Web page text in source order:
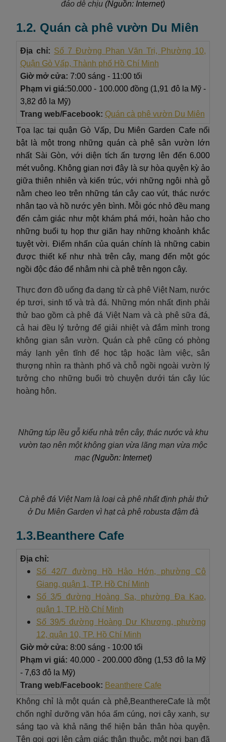
đáo dễ chịu (Nguồn: Internet)
1.2. Quán cà phê vườn Du Miên
Địa chỉ: Số 7 Đường Phan Văn Trị, Phường 10,
Quận Gò Vấp, Thành phố Hồ Chí Minh
Giờ mở cửa: 7:00 sáng - 11:00 tối
Phạm vi giá:50.000 - 100.000 đồng (1,91 đô la Mỹ -
3,82 đô la Mỹ)
Trang web/Facebook: Quán cà phê vườn Du Miên
Tọa lạc tại quận Gò Vấp, Du Miên Garden Cafe nổi
bật là một trong những quán cà phê sân vườn lớn
nhất Sài Gòn, với diện tích ấn tượng lên đến 6.000
mét vuông. Không gian nơi đây là sự hòa quyện kỳ ảo
giữa thiên nhiên và kiến trúc, với những ngôi nhà gỗ
nằm cheo leo trên những tán cây cao vút, thác nước
nhân tạo và hồ nước yên bình. Mỗi góc nhỏ đều mang
đến cảm giác như một khám phá mới, hoàn hảo cho
những buổi tụ họp thư giãn hay những khoảnh khắc
tuyệt vời. Điểm nhấn của quán chính là những cabin
được thiết kế như nhà trên cây, mang đến một góc
ngồi độc đáo để nhâm nhi cà phê trên ngọn cây.
Thực đơn đồ uống đa dạng từ cà phê Việt Nam, nước
ép tươi, sinh tố và trà đá. Những món nhất định phải
thử bao gồm cà phê đá Việt Nam và cà phê sữa đá,
cả hai đều lý tưởng để giải nhiệt và đắm mình trong
không gian sân vườn. Quán cà phê cũng có phòng
máy lạnh yên tĩnh để học tập hoặc làm việc, sân
thượng nhìn ra thành phố và chỗ ngồi ngoài vườn lý
tưởng cho những buổi trò chuyện dưới tán cây lúc
hoàng hôn.
Những túp lều gỗ kiểu nhà trên cây, thác nước và khu
vườn tạo nên một không gian vừa lãng mạn vừa mộc
mạc (Nguồn: Internet)
Cà phê đá Việt Nam là loại cà phê nhất định phải thử
ở Du Miên Garden vì hạt cà phê robusta đậm đà
1.3.Beanthere Cafe
Địa chỉ:
Số 42/7 đường Hồ Hảo Hớn, phường Cô
Giang, quận 1, TP. Hồ Chí Minh
Số 3/5 đường Hoàng Sa, phường Đa Kao,
quận 1, TP. Hồ Chí Minh
Số 39/5 đường Hoàng Dư Khương, phường
12, quận 10, TP. Hồ Chí Minh
Giờ mở cửa: 8:00 sáng - 10:00 tối
Phạm vi giá: 40.000 - 200.000 đồng (1,53 đô la Mỹ
- 7,63 đô la Mỹ)
Trang web/Facebook: Beanthere Cafe
Không chỉ là một quán cà phê,BeanthereCafe là một
chốn nghỉ dưỡng văn hóa ấm cúng, nơi cây xanh, sự
sáng tạo và khả năng thể hiện bản thân hòa quyện.
Tên gọi gợi lên cảm giác thân thuộc, một nơi bạn đã